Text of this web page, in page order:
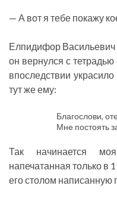
— А вот я тебе покажу
Елпидифор
он вернулся с тетрадью
впоследствии
тут же ему:
Благослови,
Мне постоять
Так начинается
напечатанная только в
его столом написанную